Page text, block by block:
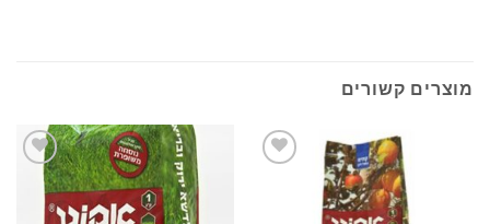
קשורים
הוסף
לרשימת
המשאלות
הוסף
לרשימת
המשאלות